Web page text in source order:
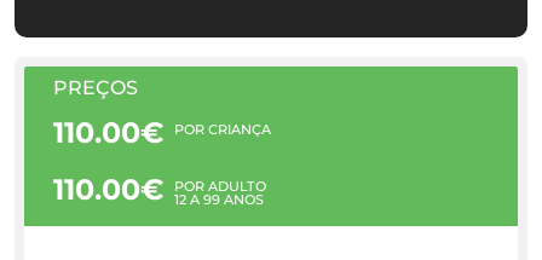
PREÇOS
110.00€ POR CRIANÇA
110.00€ POR ADULTO
12 A 99 ANOS